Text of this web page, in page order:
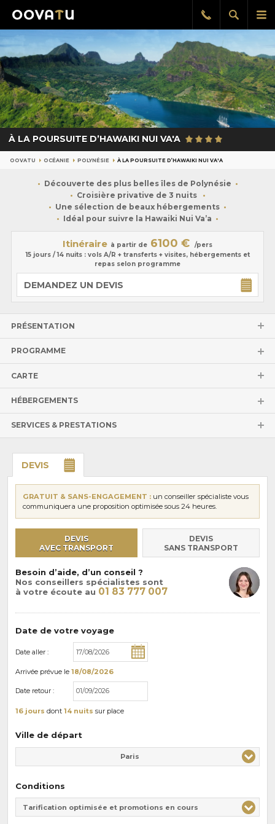
le
Afficher
la
Rappel
gratuit
À LA POURSUITE D’HAWAIKI NUI VA'A
OOVATU OCÉANIE POLYNÉSIE À LA POURSUITE D’HAWAIKI NUI VA'A
Découverte des plus belles îles de Polynésie
Croisière privative de 3 nuits
Une sélection de beaux hébergements
Idéal pour suivre la Hawaiki Nui Va’a
Itinéraire à partir de 6100 €
/pers
15 jours / 14 nuits : vols A/R + transferts + visites, hébergements et
repas selon programme
DEMANDEZ UN DEVIS
PRÉSENTATION
PROGRAMME
CARTE
HÉBERGEMENTS
SERVICES & PRESTATIONS
DEVIS
GRATUIT & SANS-ENGAGEMENT : un conseiller spécialiste vous
communiquera une proposition optimisée sous 24 heures.
DEVIS
AVEC TRANSPORT
DEVIS
SANS TRANSPORT
Besoin d’aide, d’un conseil ?
Nos conseillers spécialistes sont
à votre écoute au 01 83 777 007
Date de votre voyage
Date aller :
Arrivée prévue le 18/08/2026
Date retour :
16 jours dont 14 nuits sur place
Ville de départ
Paris
Conditions
Tarification optimisée et promotions en cours